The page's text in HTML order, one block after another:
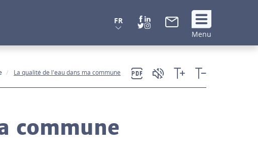
FR
Suivez
!
Menu
La qualité de l'eau dans ma commune
commune